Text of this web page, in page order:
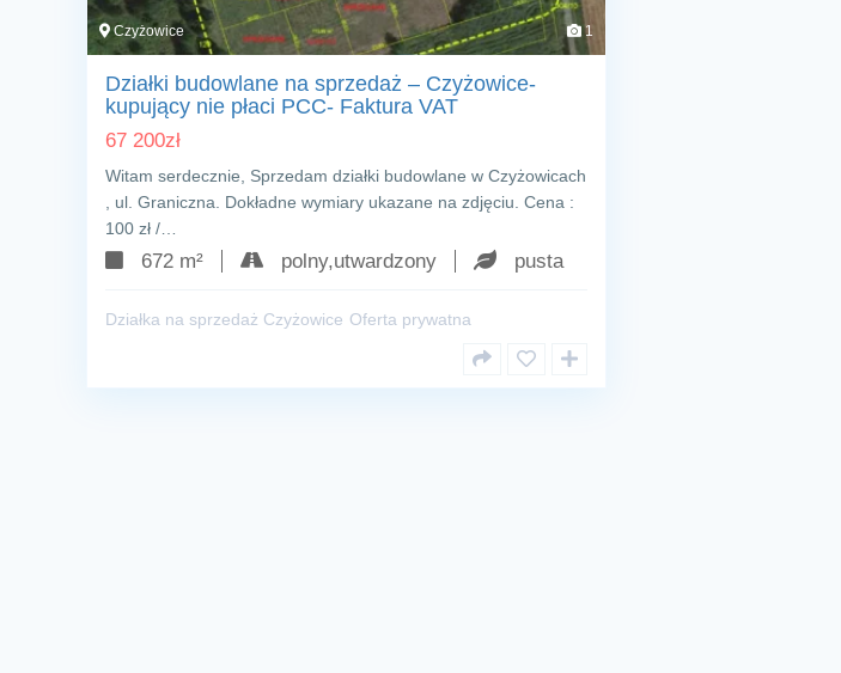
Czyżowice 1
Działki budowlane na sprzedaż – Czyżowice-
kupujący nie płaci PCC- Faktura VAT
67 200zł
Witam serdecznie, Sprzedam działki budowlane w Czyżowicach
, ul. Graniczna. Dokładne wymiary ukazane na zdjęciu. Cena :
100 zł /…
672 m² polny,utwardzony pusta
Działka na sprzedaż Czyżowice Oferta prywatna